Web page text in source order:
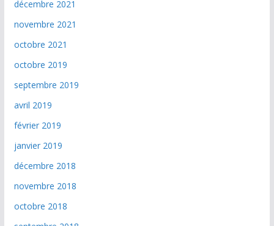
décembre 2021
novembre 2021
octobre 2021
octobre 2019
septembre 2019
avril 2019
février 2019
janvier 2019
décembre 2018
novembre 2018
octobre 2018